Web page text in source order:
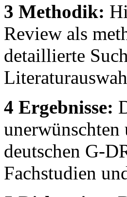
3 Methodik:
Review als
detaillierte
4 Ergebnisse:
deutschen G-
Fachstudien